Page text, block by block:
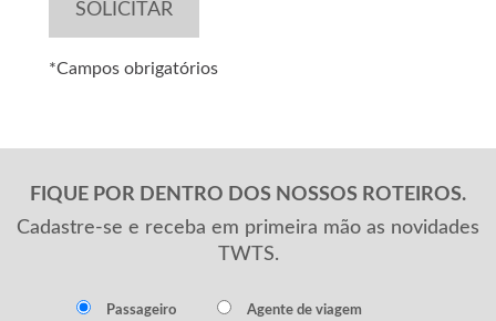
*Campos obrigatórios
FIQUE POR DENTRO DOS NOSSOS ROTEIROS.
Cadastre-se e receba em primeira mão as novidades
TWTS.
Passageiro Agente de viagem